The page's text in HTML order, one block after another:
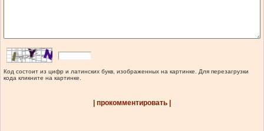
Код состоит из цифр и латинских букв, изображенных на картинке. Для перезагрузки
кода кликните на картинке.
| прокомментировать |